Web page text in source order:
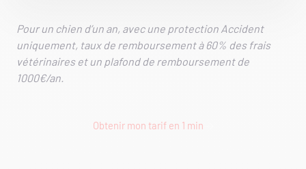
Pour un chien d’un an, avec une protection Accident
uniquement, taux de remboursement à 60% des frais
vétérinaires et un plafond de remboursement de
1000€/an.
Obtenir mon tarif en 1 min